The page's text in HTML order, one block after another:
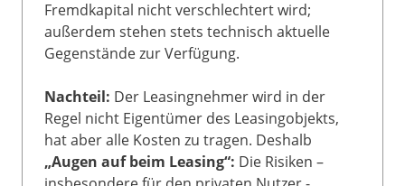
Fremdkapital nicht verschlechtert wird;
außerdem stehen stets technisch aktuelle
Gegenstände zur Verfügung.
Nachteil: Der Leasingnehmer wird in der
Regel nicht Eigentümer des Leasingobjekts,
hat aber alle Kosten zu tragen. Deshalb
„Augen auf beim Leasing“: Die Risiken –